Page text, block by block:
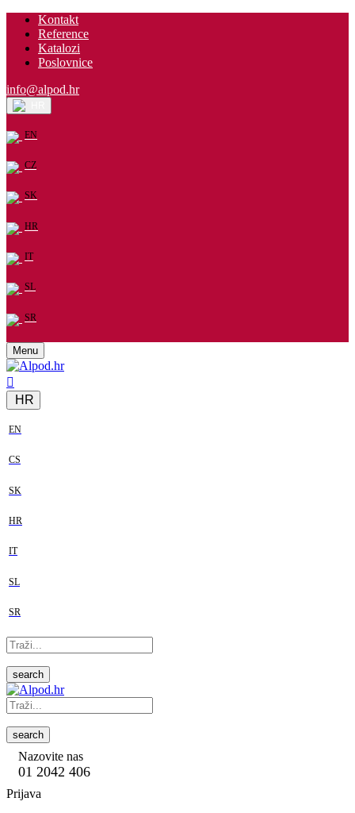
Kontakt
Reference
Katalozi
Poslovnice
info@alpod.hr
EN
CZ
SK
HR
IT
SL
SR
Menu
HR
EN
CS
SK
HR
IT
SL
SR
search
search
Nazovite nas
01 2042 406
Prijava